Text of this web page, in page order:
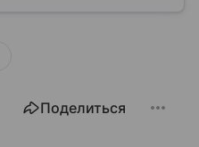
Поделиться